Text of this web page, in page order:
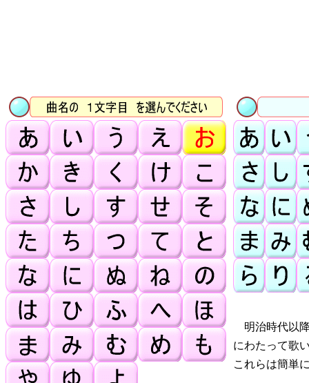
明治時代以
にわたって歌
これらは簡単